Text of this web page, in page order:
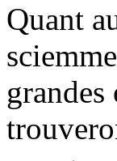
Quant